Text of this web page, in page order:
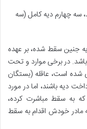
چهارم دیه کامل (سه
جنین سقط شده، بر عهده
در برخی موارد و تحت
است، عاقله (بستگان
دیه باشند، اما در مورد
به سقط مباشرت کرده،
مادر خودش اقدام به سقط